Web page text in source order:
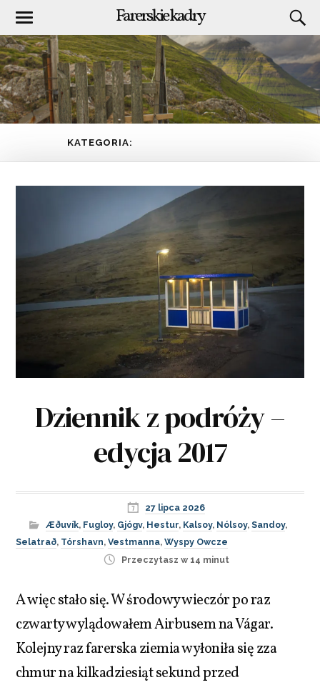
Farerskie kadry
KATEGORIA:
Dziennik z podróży –
edycja 2017
27 lipca 2026
Æðuvík, Fugloy, Gjógv, Hestur, Kalsoy, Nólsoy,Sandoy,
Selatrað, Tórshavn,Vestmanna,Wyspy Owcze
Przeczytasz w 14 minut
A więc stało się. W środowy wieczór po raz
czwarty wylądowałem Airbusem na Vágar.
Kolejny raz farerska ziemia wyłoniła się zza
chmur na kilkadziesiąt sekund przed